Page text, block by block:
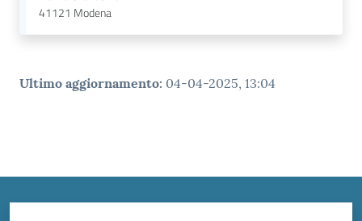
41121 Modena
Ultimo aggiornamento: 04-04-2025, 13:04